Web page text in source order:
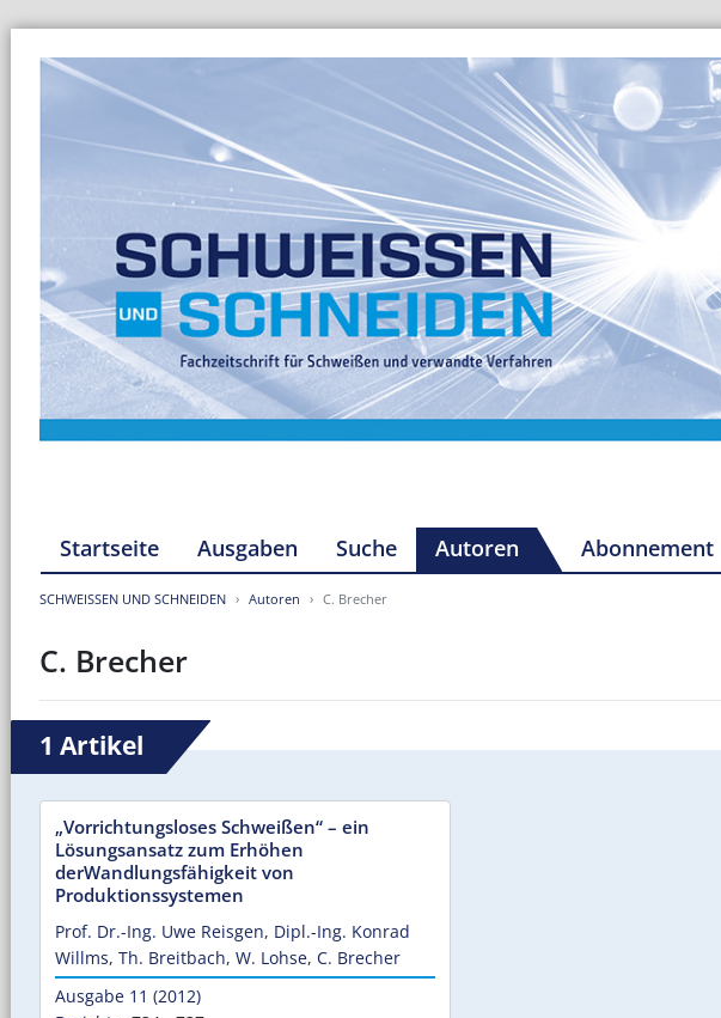
Startseite Ausgaben Suche Autoren Abonnement
SCHWEISSEN UND SCHNEIDEN Autoren C. Brecher
C. Brecher
1 Artikel
„Vorrichtungsloses Schweißen“ – ein
Lösungsansatz zum Erhöhen
derWandlungsfähigkeit von
Produktionssystemen
Prof. Dr.-Ing. Uwe Reisgen, Dipl.-Ing. Konrad
Willms, Th. Breitbach, W. Lohse, C. Brecher
Ausgabe 11 (2012)